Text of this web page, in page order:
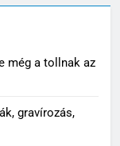
még a tollnak az
gravírozás,